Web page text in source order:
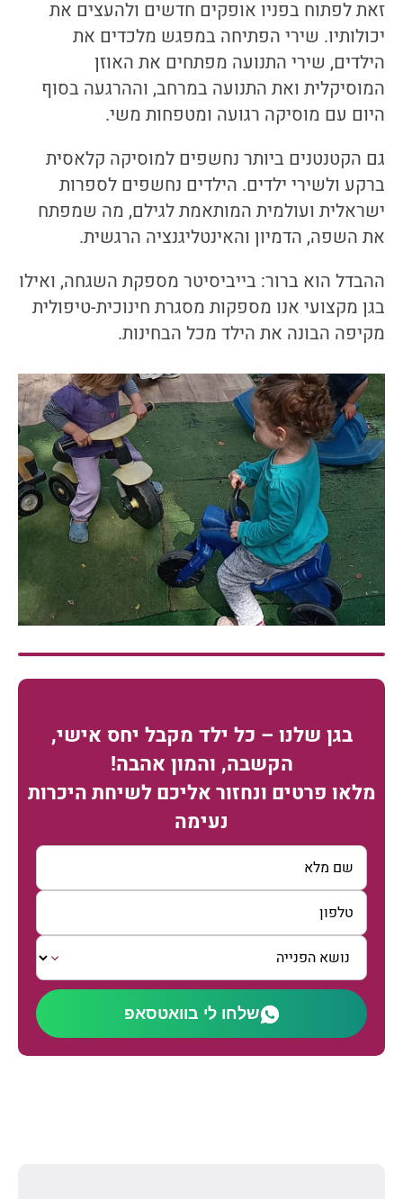
זאת לפתוח בפניו אופקים חדשים ולהעצים את
יכולותיו. שירי הפתיחה במפגש מלכדים את
הילדים, שירי התנועה מפתחים את האוזן
המוסיקלית ואת התנועה במרחב, וההרגעה בסוף
היום עם מוסיקה רגועה ומטפחות משי.
גם הקטנטנים ביותר נחשפים למוסיקה קלאסית
ברקע ולשירי ילדים. הילדים נחשפים לספרות
ישראלית ועולמית המותאמת לגילם, מה שמפתח
את השפה, הדמיון והאינטליגנציה הרגשית.
ההבדל הוא ברור: בייביסיטר מספקת השגחה, ואילו
בגן מקצועי אנו מספקות מסגרת חינוכית-טיפולית
מקיפה הבונה את הילד מכל הבחינות.
בגן שלנו – כל ילד מקבל יחס אישי,
הקשבה, והמון אהבה!
מלאו פרטים ונחזור אליכם לשיחת היכרות
נעימה
שלחו לי בוואטסאפ